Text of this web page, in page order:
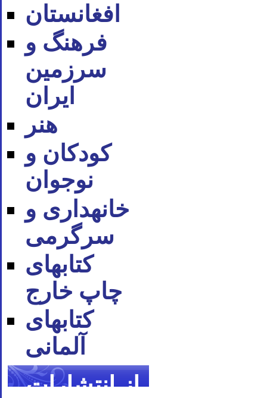
افغانستان
فرهنگ و
سرزمین
ایران
هنر
کودکان و
نوجوان
خانه‪داری و
سرگرمی
کتاب‪های
چاپ خارج
کتاب‪های
آلمانی
از انتشارات